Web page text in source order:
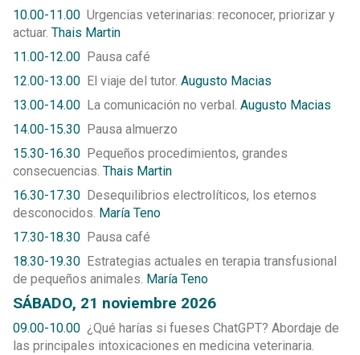
10.00-11.00 Urgencias veterinarias: reconocer, priorizar y
actuar. Thais Martin
11.00-12.00 Pausa café
12.00-13.00 El viaje del tutor. Augusto Macias
13.00-14.00 La comunicación no verbal. Augusto Macias
14.00-15.30 Pausa almuerzo
15.30-16.30 Pequeños procedimientos, grandes
consecuencias. Thais Martin
16.30-17.30 Desequilibrios electrolíticos, los eternos
desconocidos. María Teno
17.30-18.30 Pausa café
18.30-19.30 Estrategias actuales en terapia transfusional
de pequeños animales. María Teno
SÁBADO, 21 noviembre 2026
09.00-10.00 ¿Qué harías si fueses ChatGPT? Abordaje de
las principales intoxicaciones en medicina veterinaria.